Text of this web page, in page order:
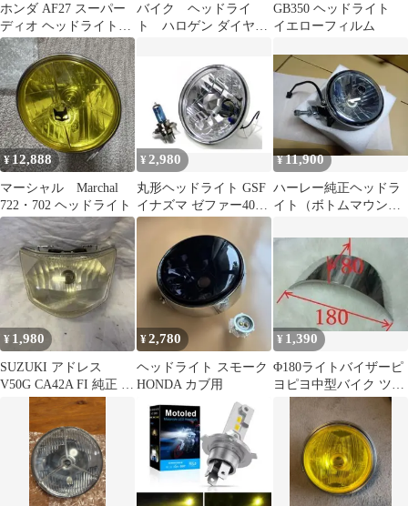
ホンダ AF27 スーパー
ディオ ヘッドライトカ
ウル ヘッドライト
バイク ヘッドライ
ト ハロゲン ダイヤモ
あり クリアレンズ
GB350 ヘッドライト
イエローフィルム
¥12,888
マーシャル Marchal
722・702 ヘッドライト
¥2,980
丸形ヘッドライト GSF
イナズマ ゼファー400
SR バリオス インパル
¥11,900
ハーレー純正ヘッドラ
イト（ボトムマウン
¥ 1,980
SUZUKI アドレス
V50G CA42A FI 純正 ヘ
ッドライト
¥2,780
ヘッドライト スモーク
HONDA カブ用
¥ 1,390
Φ180ライトバイザーピ
ヨピヨ中型バイク ツバ
長約8㎝ 横18㎝1390円